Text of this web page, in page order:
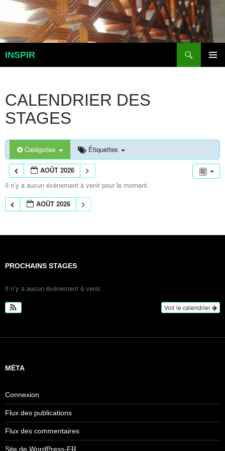
contenu
INSPIR
CALENDRIER DES
STAGES
Catégories Étiquettes
AOÛT 2026
Il n’y a aucun évènement à venir pour le moment.
AOÛT 2026
PROCHAINS STAGES
Il n’y a aucun évènement à venir.
Voir le calendrier
MÉTA
Connexion
Flux des publications
Flux des commentaires
Site de WordPress-FR